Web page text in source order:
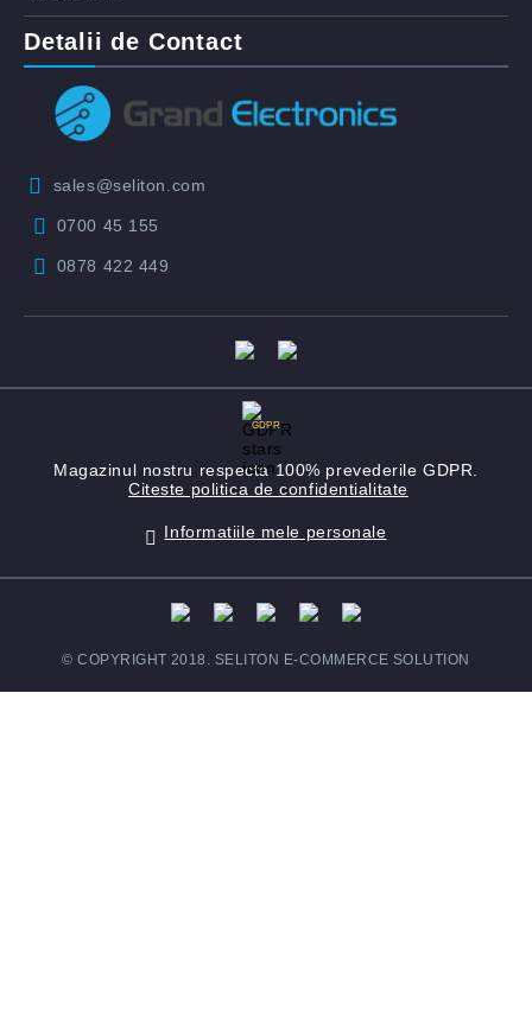
Detalii de Contact
sales@seliton.com
0700 45 155
0878 422 449
GDPR
Magazinul nostru respecta 100% prevederile GDPR.
Citeste politica de confidentialitate
Informatiile mele personale
© COPYRIGHT 2018. SELITON E-COMMERCE SOLUTION